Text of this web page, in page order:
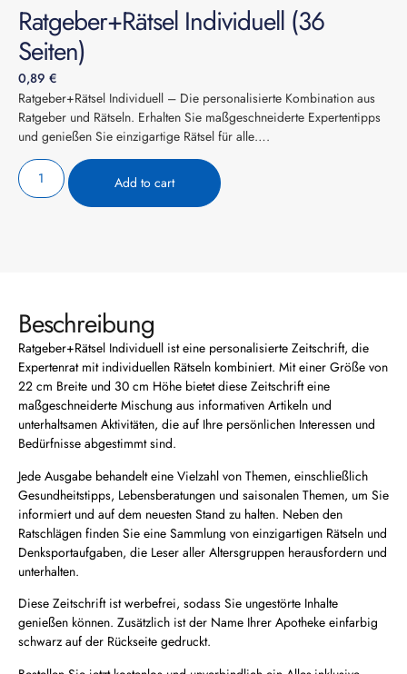
Ratgeber+Rätsel Individuell (36
Seiten)
0,89 €
Ratgeber+Rätsel Individuell – Die personalisierte Kombination aus
Ratgeber und Rätseln. Erhalten Sie maßgeschneiderte Expertentipps
und genießen Sie einzigartige Rätsel für alle….
Add to cart
Beschreibung
Ratgeber+Rätsel Individuell ist eine personalisierte Zeitschrift, die
Expertenrat mit individuellen Rätseln kombiniert. Mit einer Größe von
22 cm Breite und 30 cm Höhe bietet diese Zeitschrift eine
maßgeschneiderte Mischung aus informativen Artikeln und
unterhaltsamen Aktivitäten, die auf Ihre persönlichen Interessen und
Bedürfnisse abgestimmt sind.
Jede Ausgabe behandelt eine Vielzahl von Themen, einschließlich
Gesundheitstipps, Lebensberatungen und saisonalen Themen, um Sie
informiert und auf dem neuesten Stand zu halten. Neben den
Ratschlägen finden Sie eine Sammlung von einzigartigen Rätseln und
Denksportaufgaben, die Leser aller Altersgruppen herausfordern und
unterhalten.
Diese Zeitschrift ist werbefrei, sodass Sie ungestörte Inhalte
genießen können. Zusätzlich ist der Name Ihrer Apotheke einfarbig
schwarz auf der Rückseite gedruckt.